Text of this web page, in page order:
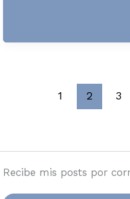
A13
1 2 3
Recibe mis posts por